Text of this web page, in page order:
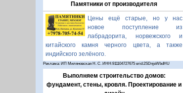
Памятники от производителя
Цены ещё старые, но у нас
новое поступление из
лабрадорита, норвежского и
китайского камня черного цвета, а также
индийского зелёного.
Реклама: ИП Миляновская Н. С. ИНН:911104727675 erid:2SDnjeWbdHU
Выполняем строительство домов:
фундамент, стены, кровля. Проектирование и